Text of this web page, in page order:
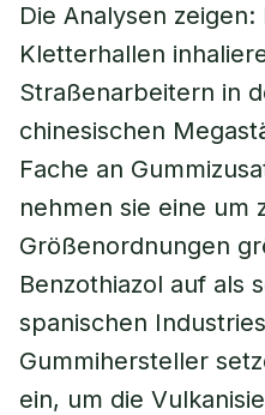
Die Analysen
Kletterhallen
Straßenarbeitern in
chinesischen
Fache an
nehmen sie eine um
Größenordnungen
Benzothiazol auf als
spanischen
Gummihersteller
ein, um die